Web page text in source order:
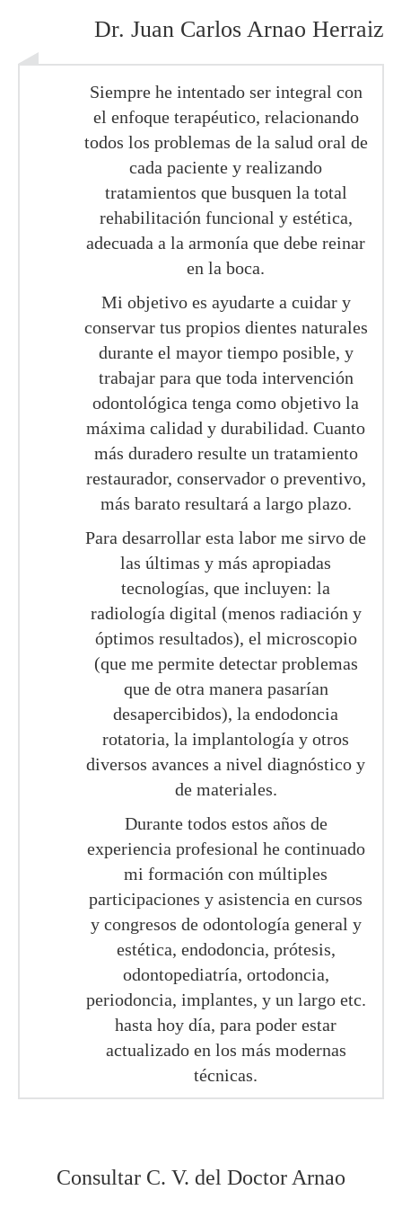
Dr. Juan Carlos Arnao Herraiz
Siempre he intentado ser integral con
el enfoque terapéutico, relacionando
todos los problemas de la salud oral de
cada paciente y realizando
tratamientos que busquen la total
rehabilitación funcional y estética,
adecuada a la armonía que debe reinar
en la boca.
Mi objetivo es ayudarte a cuidar y
conservar tus propios dientes naturales
durante el mayor tiempo posible, y
trabajar para que toda intervención
odontológica tenga como objetivo la
máxima calidad y durabilidad. Cuanto
más duradero resulte un tratamiento
restaurador, conservador o preventivo,
más barato resultará a largo plazo.
Para desarrollar esta labor me sirvo de
las últimas y más apropiadas
tecnologías, que incluyen: la
radiología digital (menos radiación y
óptimos resultados), el microscopio
(que me permite detectar problemas
que de otra manera pasarían
desapercibidos), la endodoncia
rotatoria, la implantología y otros
diversos avances a nivel diagnóstico y
de materiales.
Durante todos estos años de
experiencia profesional he continuado
mi formación con múltiples
participaciones y asistencia en cursos
y congresos de odontología general y
estética, endodoncia, prótesis,
odontopediatría, ortodoncia,
periodoncia, implantes, y un largo etc.
hasta hoy día, para poder estar
actualizado en los más modernas
técnicas.
Consultar C. V. del Doctor Arnao